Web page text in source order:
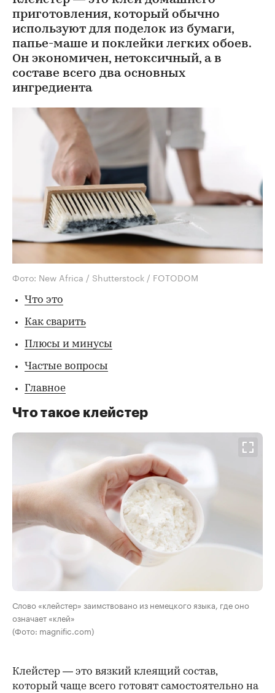
приготовления, который обычно
используют для поделок из бумаги,
папье-маше и поклейки легких обоев.
Он экономичен, нетоксичный, а в
составе всего два основных
ингредиента
Фото: New Africa / Shutterstock / FOTODOM
Что это
Как сварить
Плюсы и минусы
Частые вопросы
Главное
Что такое клейстер
Слово «клейстер» заимствовано из немецкого языка, где оно
означает «клей»
(Фото: magnific.com)
Клейстер — это вязкий клеящий состав,
который чаще всего готовят самостоятельно на